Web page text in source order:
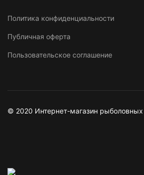
Политика конфиденциальности
Публичная оферта
Пользовательское соглашение
© 2020 Интернет-магазин рыболовных